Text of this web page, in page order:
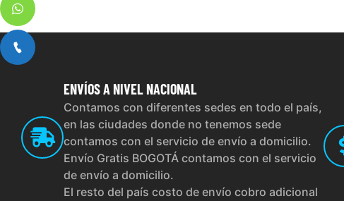
ENVÍOSA NIVEL NACIONAL
Contamos con diferentes sedes en todo el país,
en las ciudades donde no tenemos sede
contamos con el servicio de envío a domicilio.
Envío Gratis BOGOTÁ contamos con el servicio
de envío a domicilio.
El resto del país costo de envío cobro adicional